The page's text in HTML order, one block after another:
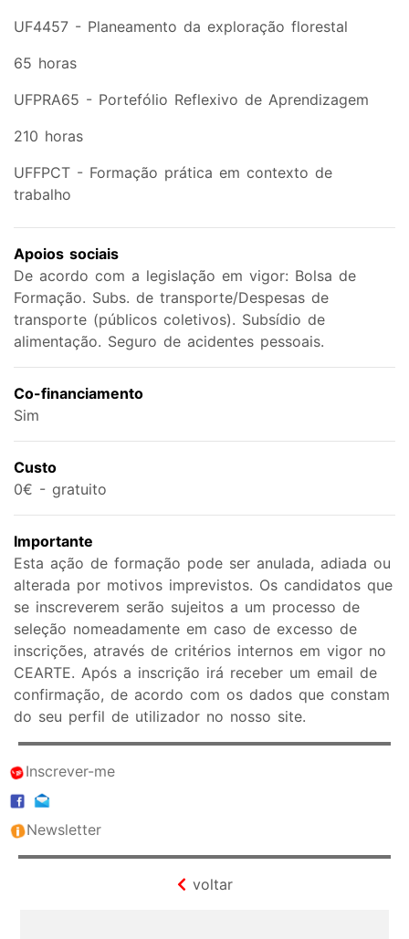
UF4457 - Planeamento da exploração florestal
65 horas
UFPRA65 - Portefólio Reflexivo de Aprendizagem
210 horas
UFFPCT - Formação prática em contexto de
trabalho
Apoios sociais
De acordo com a legislação em vigor: Bolsa de
Formação. Subs. de transporte/Despesas de
transporte (públicos coletivos). Subsídio de
alimentação. Seguro de acidentes pessoais.
Co-financiamento
Sim
Custo
0€ - gratuito
Importante
Esta ação de formação pode ser anulada, adiada ou
alterada por motivos imprevistos. Os candidatos que
se inscreverem serão sujeitos a um processo de
seleção nomeadamente em caso de excesso de
inscrições, através de critérios internos em vigor no
CEARTE. Após a inscrição irá receber um email de
confirmação, de acordo com os dados que constam
do seu perfil de utilizador no nosso site.
Inscrever-me
Newsletter
voltar